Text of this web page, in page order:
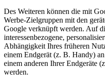
Des Weiteren können die mit
Werbe-Zielgruppen mit den
Google verknüpft werden. Auf
interessenbezogene,
Abhängigkeit Ihres früheren
einem Endgerät (z. B. Handy)
einem anderen Ihrer Endgeräte
werden.